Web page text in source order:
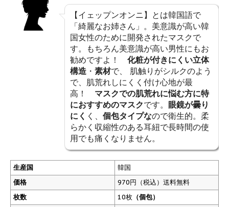
【イェップンオンニ】とは韓国語で
「綺麗なお姉さん」。美意識が高い韓
国女性のために開発されたマスクで
す。もちろん美意識が高い男性にもお
勧めですよ！ 化粧が付きにくい立体
構造 ・ 素材で、 肌触りがシルクのよう
で、肌荒れしにくく付け心地が最
高！ マスクでの肌荒れに悩む方に特
におすすめのマスクです。 眼鏡が曇り
にく く、 個包タイプなので衛生的。柔
らかく収縮性のある耳紐で長時間の使
用でも痛くなりません。
生産国
韓国
価格
970円（税込）送料無料
枚数
10枚 （個包）